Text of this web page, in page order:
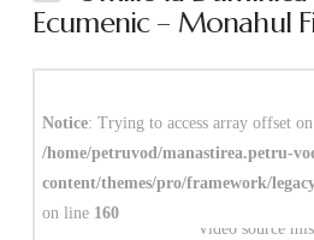
Ecumenic – Monahul
Notice: Trying to access array offset
/home/petruvod/manastirea.petru-
content/themes/pro/framework/
on line 160
Video source